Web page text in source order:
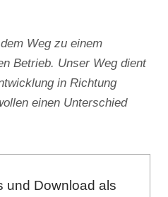
Weg zu einem
Betrieb. Unser Weg dient
in Richtung
einen Unterschied
und Download als